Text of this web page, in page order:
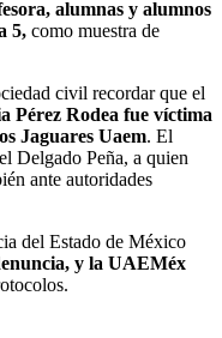
alumnas y alumnos
5, como muestra de
civil recordar que el
Pérez Rodea fue víctima
Jaguares Uaem. El
Delgado Peña, a quien
ante autoridades
del Estado de México
y la UAEMéx